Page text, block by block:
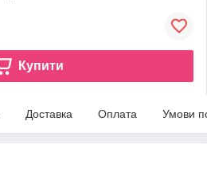
Купити
Доставка Оплата Умови